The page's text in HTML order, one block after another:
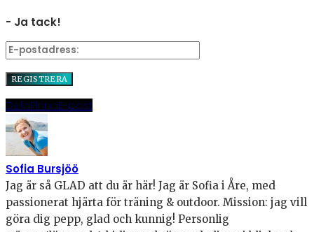
- Ja tack!
DelaPinnaE-post
Sofia Bursjöö
Jag är så GLAD att du är här! Jag är Sofia i Åre, med
passionerat hjärta för träning & outdoor. Mission: jag vill
göra dig pepp, glad och kunnig! Personlig